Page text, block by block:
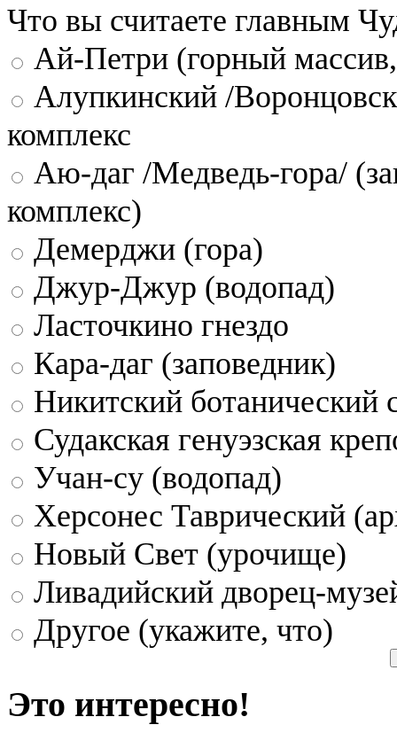
Что вы считаете главным
Ай-Петри (горный
Алупкинский /
комплекс
Аю-даг /Медведь-гора/
комплекс)
Демерджи (гора)
Джур-Джур (водопад)
Ласточкино гнездо
Кара-даг (заповедник)
Никитский ботанический
Судакская генуэзская
Учан-су (водопад)
Херсонес Таврический
Новый Свет (урочище)
Ливадийский дворец-
Другое (укажите, что)
Это интересно!